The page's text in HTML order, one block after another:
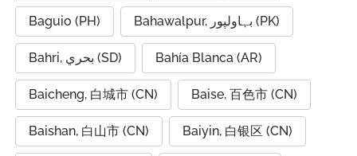
Baguio (PH) Bahawalpur, بہاولپور (PK)
Bahri, بحري (SD) Bahía Blanca (AR)
Baicheng, 白城市 (CN) Baise, 百色市 (CN)
Baishan, 白山市 (CN) Baiyin, 白银区 (CN)